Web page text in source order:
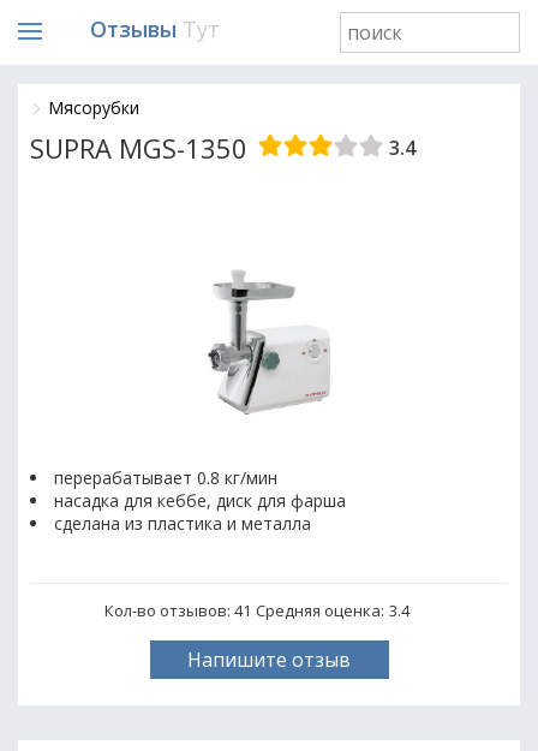
Отзывы Тут
Мясорубки
SUPRA MGS-1350 3.4
перерабатывает 0.8 кг/мин
насадка для кеббе, диск для фарша
сделана из пластика и металла
Кол-во отзывов: 41 Средняя оценка: 3.4
Напишите отзыв